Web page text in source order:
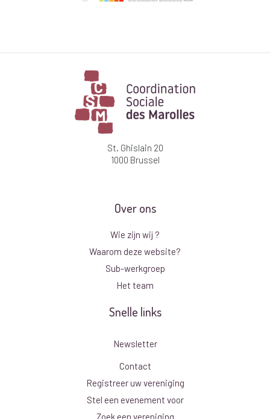
St. Ghislain 20
1000 Brussel
Over ons
Wie zijn wij ?
Waarom deze website?
Sub-werkgroep
Het team
Snelle links
Newsletter
Contact
Registreer uw vereniging
Stel een evenement voor
Zoek een vereniging